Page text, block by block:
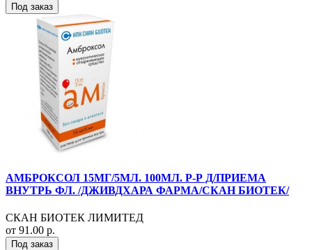
Под заказ
АМБРОКСОЛ 15МГ/5МЛ. 100МЛ. Р-Р Д/ПРИЕМА
ВНУТРЬ ФЛ. /ДЖИВДХАРА ФАРМА/СКАН БИОТЕК/
СКАН БИОТЕК ЛИМИТЕД
от 91.00 р.
Под заказ